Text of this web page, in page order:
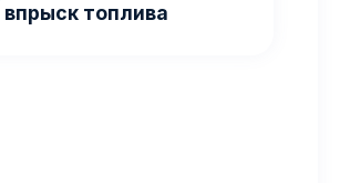
впрыск топлива